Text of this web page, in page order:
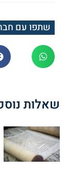
שתפו עם
שאלות